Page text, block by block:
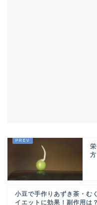
小豆で手作りあずき茶・む
イエットに効果！副作用は